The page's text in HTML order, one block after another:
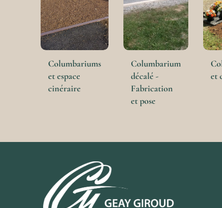
Columbariums
et espace
cinéraire
Columbarium
décalé -
Fabrication
et pose
et